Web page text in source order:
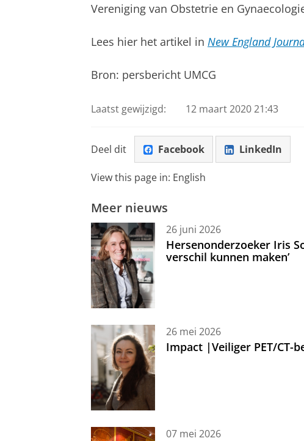
Vereniging van Obstetrie en
Lees hier het artikel in New England
Bron: persbericht UMCG
Laatst gewijzigd: 12 maart 2020 21:43
Deel dit Facebook LinkedIn
View this page in: English
Meer nieuws
26 juni 2026
Hersenonderzoeker Iris
verschil kunnen maken’
26 mei 2026
Impact |Veiliger PET/CT-
07 mei 2026